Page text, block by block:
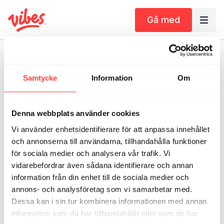
Samtycke Information Om
Denna webbplats använder cookies
Vi använder enhetsidentifierare för att anpassa innehållet
och annonserna till användarna, tillhandahålla funktioner
för sociala medier och analysera vår trafik. Vi
vidarebefordrar även sådana identifierare och annan
information från din enhet till de sociala medier och
annons- och analysföretag som vi samarbetar med.
Dessa kan i sin tur kombinera informationen med annan
information som du har tillhandahållit eller som de har
Gå med
Tillbaka till katalogen
YOGA Fredag 25/10 11.30
30 minuter yoga med Carolina Söderberg. Denna
yogaklass kommer vi skicka lite extra kärlek till
ryggen, du kan se det som en liten teaser inför
kommande programmet We Got Your Back (med start
11 november).
Hela kroppen